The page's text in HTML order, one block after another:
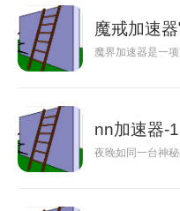
魔戒加速
魔界加速器是一
nn加速器-1
夜晚如同一台神